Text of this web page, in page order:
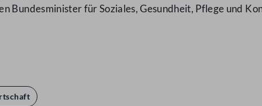
Bundesminister für Soziales, Gesundheit, Pflege und